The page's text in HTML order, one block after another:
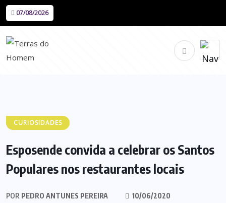
07/08/2026
CURIOSIDADES
Esposende convida a celebrar os Santos
Populares nos restaurantes locais
POR PEDRO ANTUNES PEREIRA
10/06/2020